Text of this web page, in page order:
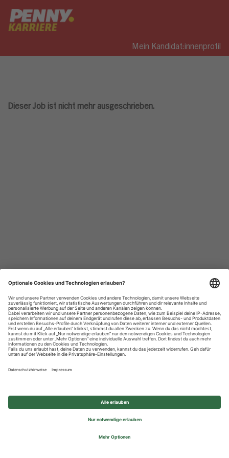
Mein Kandidat:innenprofil
Dieser Job ist nicht mehr ausgeschrieben.
Datenschutzhinweise
Impressum
Privatsphäre-Einstellungen
© 2026 REWE Group - All rights reserved